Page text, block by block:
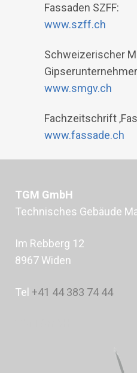
Fassaden SZFF:
www.szff.ch
Schweizerischer
www.smgv.ch
Fachzeitschrift
www.fassade.ch
TGM GmbH
Technisches Gebäude
Im Rebberg 12
8967 Widen
Tel +41 44 383 74 44